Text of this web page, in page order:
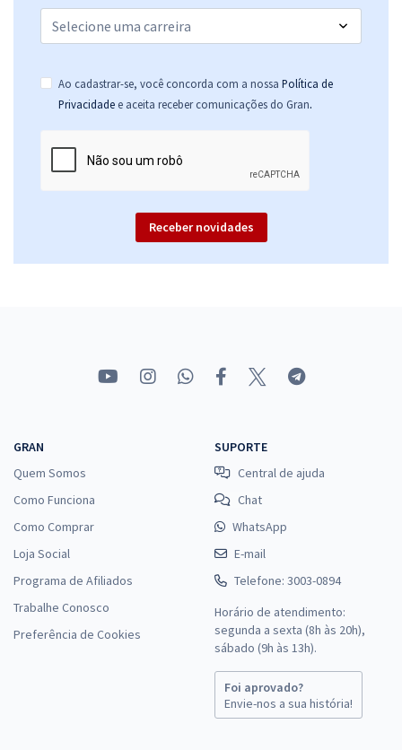
Ao cadastrar-se, você concorda com a nossa Política de
Privacidade e aceita receber comunicações do Gran.
Receber novidades
GRAN
Quem Somos
Como Funciona
Como Comprar
Loja Social
Programa de Afiliados
Trabalhe Conosco
Preferência de Cookies
SUPORTE
Central de ajuda
Chat
WhatsApp
E-mail
Telefone: 3003-0894
Horário de atendimento:
segunda a sexta (8h às 20h),
sábado (9h às 13h).
Foi aprovado?
Envie-nos a sua história!